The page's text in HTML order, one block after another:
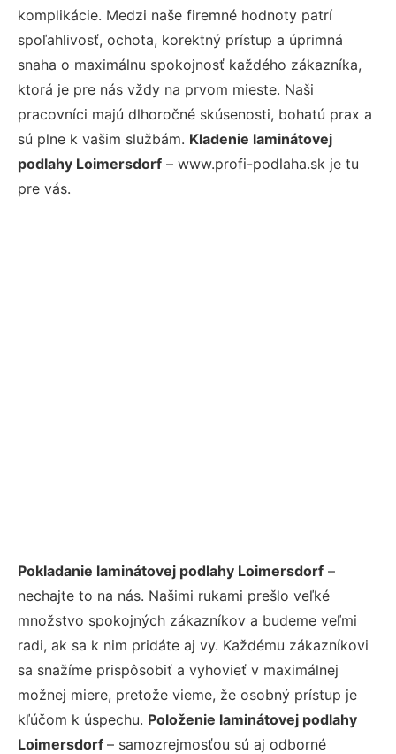
komplikácie. Medzi naše firemné hodnoty patrí
spoľahlivosť, ochota, korektný prístup a úprimná
snaha o maximálnu spokojnosť každého zákazníka,
ktorá je pre nás vždy na prvom mieste. Naši
pracovníci majú dlhoročné skúsenosti, bohatú prax a
sú plne k vašim službám. Kladenie laminátovej
podlahy Loimersdorf – www.profi-podlaha.sk je tu
pre vás.
Pokladanie laminátovej podlahy Loimersdorf –
nechajte to na nás. Našimi rukami prešlo veľké
množstvo spokojných zákazníkov a budeme veľmi
radi, ak sa k nim pridáte aj vy. Každému zákazníkovi
sa snažíme prispôsobiť a vyhovieť v maximálnej
možnej miere, pretože vieme, že osobný prístup je
kľúčom k úspechu. Položenie laminátovej podlahy
Loimersdorf – samozrejmosťou sú aj odborné